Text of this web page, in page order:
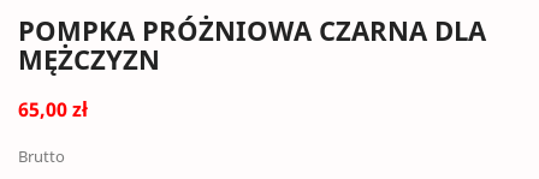
POMPKA PRÓŻNIOWA CZARNA DLA
MĘŻCZYZN
65,00 zł
Brutto